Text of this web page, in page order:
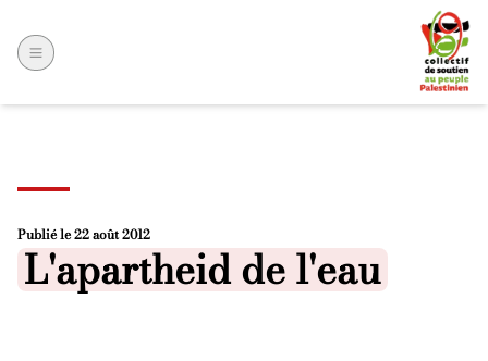
Publié le22 août 2012
Posted in
L'apartheid de l'eau